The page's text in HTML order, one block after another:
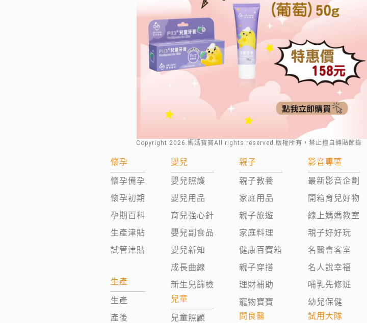
Copyright 2026 .媽媽寶寶All rights reserved.版權所有，禁止擅自轉貼節錄
懷孕
懷孕備孕
懷孕初期
孕期百科
生產津貼
試管津貼
生產
生產
產後
嬰兒
嬰兒照護
嬰兒用品
育兒強心針
嬰兒副食品
嬰兒新知
成長曲線
新生兒篩檢
兒童
兒童照顧
親子
親子教養
家庭用品
親子旅遊
家庭料理
健康百寶箱
親子穿搭
理財補助
寵物寶寶
問良醫
影音專區
最新影音企劃
開箱育兒好物
線上媽媽教室
親子好好玩
名醫會客室
名人說幸福
哺乳先修班
幼兒保健
試用大隊